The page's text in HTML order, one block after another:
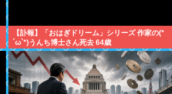
【訃報】「おはぎドリーム」シリーズ 作家の(*
´ω`*)うんち博士さん死去 64歳